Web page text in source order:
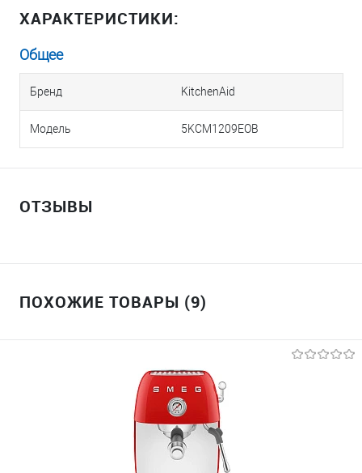
ХАРАКТЕРИСТИКИ:
Общее
Бренд KitchenAid
Модель 5KCM1209EOB
ОТЗЫВЫ
ПОХОЖИЕ ТОВАРЫ (9)